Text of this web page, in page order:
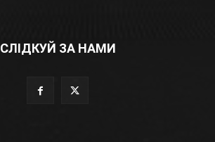
СЛІДКУЙ ЗА НАМИ